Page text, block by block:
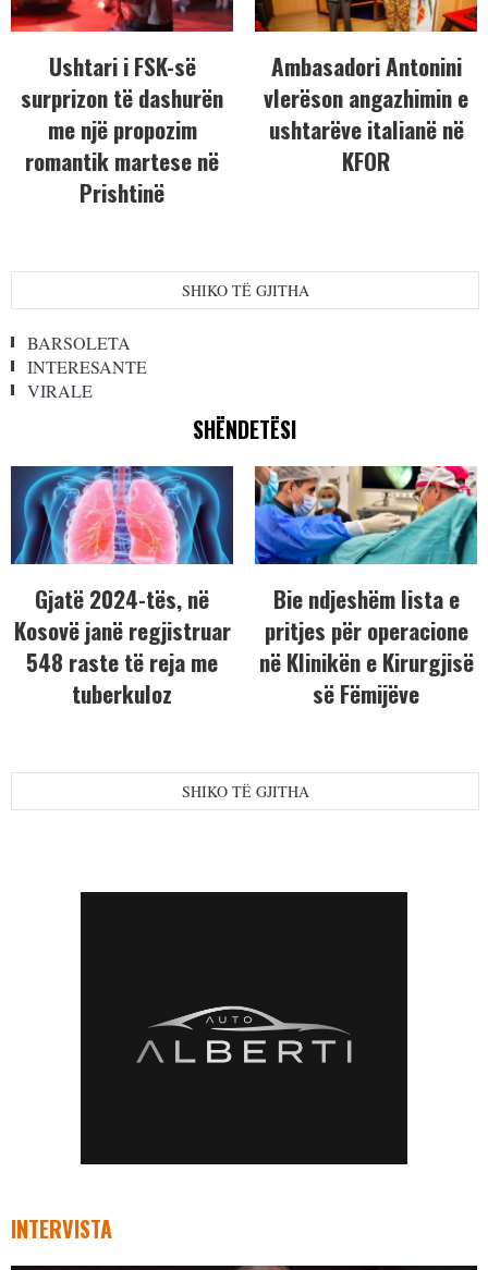
Ushtari i FSK-së
surprizon të dashurën
me një propozim
romantik martese në
Prishtinë
Ambasadori Antonini
vlerëson angazhimin e
ushtarëve italianë në
KFOR
SHIKO TË GJITHA
BARSOLETA
INTERESANTE
VIRALE
SHËNDETËSI
Gjatë 2024-tës, në
Kosovë janë regjistruar
548 raste të reja me
tuberkuloz
Bie ndjeshëm lista e
pritjes për operacione
në Klinikën e Kirurgjisë
së Fëmijëve
SHIKO TË GJITHA
INTERVISTA